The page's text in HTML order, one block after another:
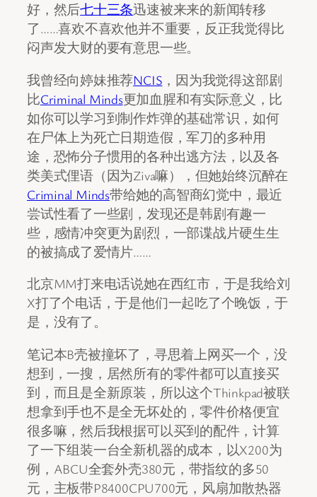
好，然后七十三条迅速被来来的新闻转移
了……喜欢不喜欢他并不重要，反正我觉得比
闷声发大财的要有意思一些。
我曾经向婷妹推荐NCIS ，因为我觉得这部剧
比Criminal Minds更加血腥和有实际意义，比
如你可以学习到制作炸弹的基础常识，如何
在尸体上为死亡日期造假，军刀的多种用
途，恐怖分子惯用的各种出逃方法，以及各
类美式俚语（因为Ziva嘛），但她始终沉醉在
Criminal Minds带给她的高智商幻觉中，最近
尝试性看了一些剧，发现还是韩剧有趣一
些，感情冲突更为剧烈，一部谍战片硬生生
的被搞成了爱情片……
北京MM打来电话说她在西红市，于是我给刘
X打了个电话，于是他们一起吃了个晚饭，于
是，没有了。
笔记本B壳被撞坏了，寻思着上网买一个，没
想到，一搜，居然所有的零件都可以直接买
到，而且是全新原装，所以这个Thinkpad被联
想拿到手也不是全无坏处的，零件价格便宜
很多嘛，然后我根据可以买到的配件，计算
了一下组装一台全新机器的成本，以X200为
例，ABCU全套外壳380元，带指纹的多50
元，主板带P8400CPU700元，风扇加散热器